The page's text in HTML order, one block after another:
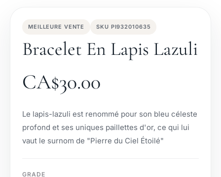
MEILLEURE VENTE SKU PI932010635
Bracelet En Lapis Lazuli
CA$30.00
Le lapis-lazuli est renommé pour son bleu céleste
profond et ses uniques paillettes d'or, ce qui lui
vaut le surnom de "Pierre du Ciel Étoilé"
GRADE